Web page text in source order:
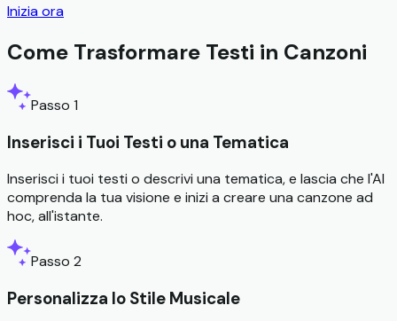
Inizia ora
Come Trasformare Testi in Canzoni
Passo 1
Inserisci i Tuoi Testi o una Tematica
Inserisci i tuoi testi o descrivi una tematica, e lascia che l'AI
comprenda la tua visione e inizi a creare una canzone ad
hoc, all'istante.
Passo 2
Personalizza lo Stile Musicale